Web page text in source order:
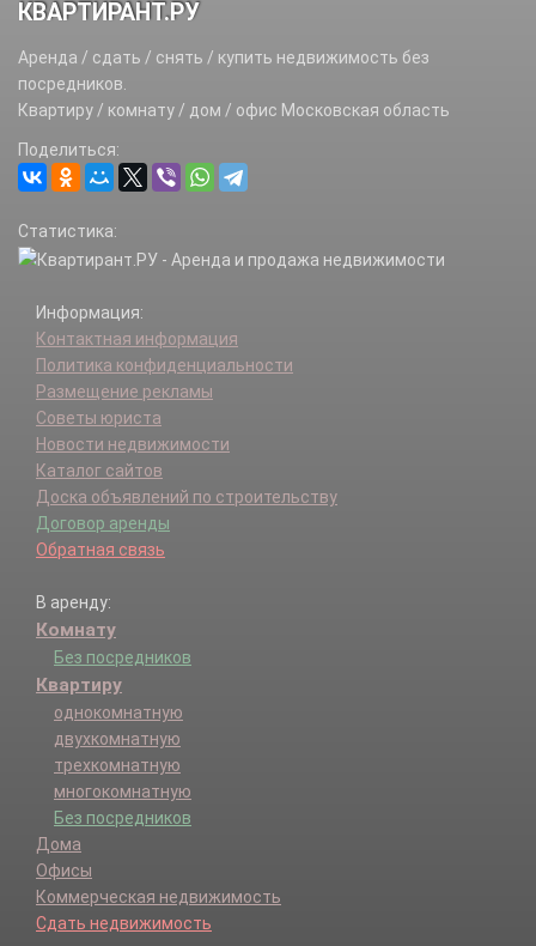
КВАРТИРАНТ.РУ
Аренда / сдать / снять / купить недвижимость без
посредников.
Квартиру / комнату / дом / офис Московская область
Поделиться:
Статистика:
Информация:
Контактная информация
Политика конфиденциальности
Размещение рекламы
Советы юриста
Новости недвижимости
Каталог сайтов
Доска объявлений по строительству
Договор аренды
Обратная связь
В аренду:
Комнату
Без посредников
Квартиру
однокомнатную
двухкомнатную
трехкомнатную
многокомнатную
Без посредников
Дома
Офисы
Коммерческая недвижимость
Сдать недвижимость